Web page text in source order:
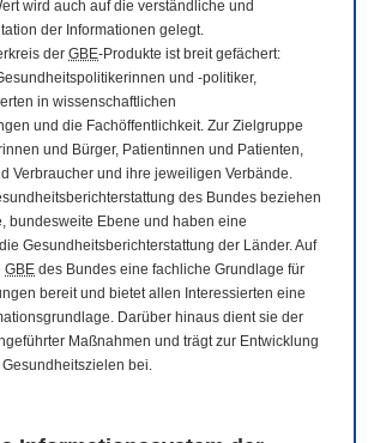
wird auch auf die verständliche und
der Informationen gelegt.
der GBE-Produkte ist breit gefächert:
und -politiker,
in wissenschaftlichen
und die Fachöffentlichkeit. Zur Zielgruppe
und Bürger, Patientinnen und Patienten,
Verbraucher und ihre jeweiligen Verbände.
des Bundes beziehen
bundesweite Ebene und haben eine
Gesundheitsberichterstattung der Länder. Auf
GBE des Bundes eine fachliche Grundlage für
bereit und bietet allen Interessierten eine
Darüber hinaus dient sie der
Maßnahmen und trägt zur Entwicklung
bei.